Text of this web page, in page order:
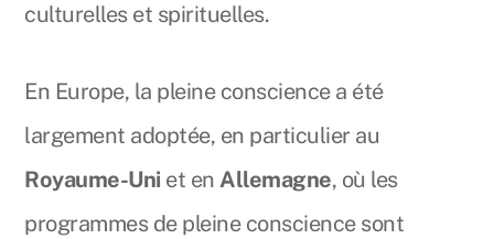
culturelles et spirituelles.
En Europe, la pleine conscience a été
largement adoptée, en particulier au
Royaume-Uni et enAllemagne, où les
programmes de pleine conscience sont